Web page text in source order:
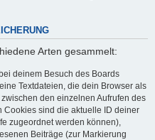
Arten gesammelt:
deinem Besuch des Boards
Textdateien, die dein Browser als
den einzelnen Aufrufen des
Cookies sind die aktuelle ID deiner
zugeordnet werden können),
Beiträge (zur Markierung